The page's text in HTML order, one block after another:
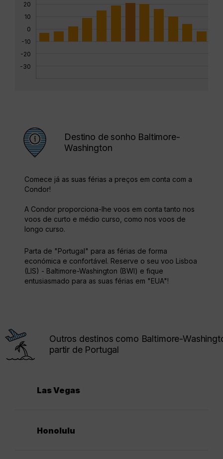
20
10
0
-10
-20
-30
Destino de sonho Baltimore-
Washington
Comece já as suas férias a preços em conta com a
Condor!
A Condor proporciona-lhe voos em conta tanto nos
voos de curto e médio curso, como nos voos de
longo curso.
Parta de "Portugal" para as férias de forma
económica e confortável. Reserve o seu voo Lisboa
(LIS) - Baltimore-Washington (BWI) e fique
entusiasmado para as suas férias em "EUA"!
Outros destinos como Baltimore-
partir de Portugal
Las Vegas
Honolulu